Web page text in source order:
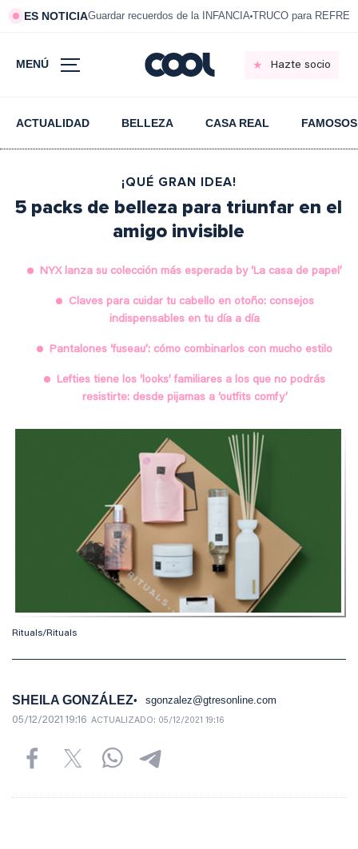
ES NOTICIAGuardar recuerdos de la INFANCIA TRUCO para
MENÚ Hazte socio
ACTUALIDAD BELLEZA CASA REAL FAMOSOS
¡QUÉ GRAN IDEA!
5 packs de belleza para triunfar en el
amigo invisible
NYX lanza su colección más esperada by ‘La casa de papel’
Claves para cuidar tu cabello en otoño: consejos
indispensables en tu día a día
Pantalones ‘fuseau’: cómo combinarlos con mucho estilo
Lefties tiene los ‘looks’ familiares a los que no podrás
resistirte: desde pijamas a ‘outfits comfy’
Rituals/Rituals
SHEILA GONZÁLEZ sgonzalez@gtresonline.com
05/12/2021 19:16 ACTUALIZADO: 05/12/2021 19:16